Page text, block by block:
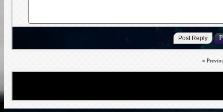
«